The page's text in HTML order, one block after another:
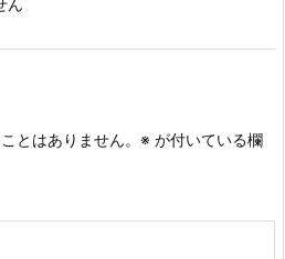
とはありません。 ※ が付いている欄